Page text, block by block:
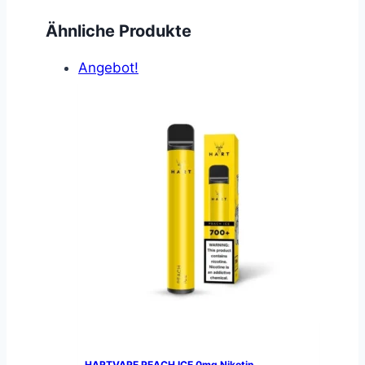
Ähnliche Produkte
Angebot!